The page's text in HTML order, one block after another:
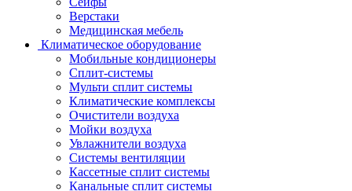
Верстаки
Медицинская мебель
Климатическое оборудование
Мобильные кондиционеры
Сплит-системы
Мульти сплит системы
Климатические комплексы
Очистители воздуха
Мойки воздуха
Увлажнители воздуха
Системы вентиляции
Кассетные сплит системы
Канальные сплит системы